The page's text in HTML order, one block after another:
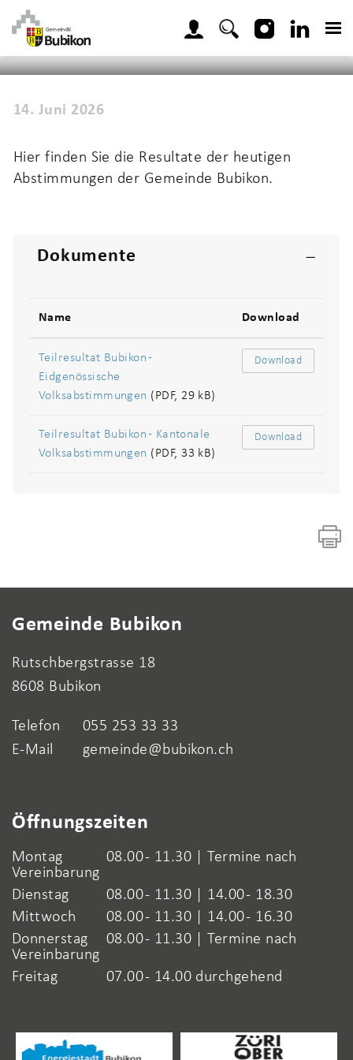
zur Startseite
Direkt zur Hauptnavigation
Direkt zum Inhalt
Direkt zur Suche
Direkt zum Stichwortverzeichnis
Kopfzeile
Inhalt
Home Neuigkeiten (ausgewählt)
14. Juni 2026
Hier finden Sie die Resultate der heutigen
Abstimmungen der Gemeinde Bubikon.
Dokumente
Name Download
Teilresultat Bubikon -
Eidgenössische
Volksabstimmungen (PDF, 29 kB)
Download
Teilresultat Bubikon - Kantonale
Volksabstimmungen (PDF, 33 kB)
Download
Gemeinde Bubikon
Rutschbergstrasse 18
8608 Bubikon
Telefon
055 253 33 33
E-Mail
gemeinde@bubikon.ch
Öffnungszeiten
Montag
08.00 - 11.30 | Termine nach
Vereinbarung
Dienstag
08.00 - 11.30 | 14.00 - 18.30
Mittwoch
08.00 - 11.30 | 14.00 - 16.30
Donnerstag
08.00 - 11.30 | Termine nach
Vereinbarung
Freitag
07.00 - 14.00 durchgehend